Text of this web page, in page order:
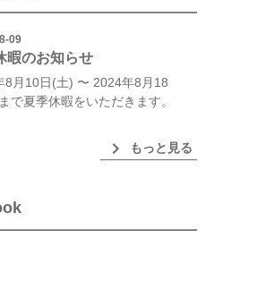
09
暇のお知らせ
8月10日(土) 〜 2024年8月18
で夏季休暇をいただきます。
chevron_right もっと見る